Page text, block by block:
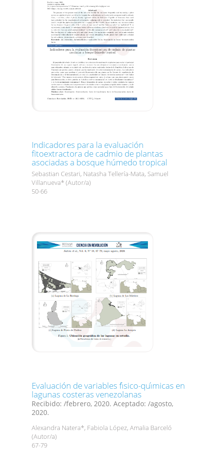
Indicadores para la evaluación
fitoextractora de cadmio de plantas
asociadas a bosque húmedo tropical
Sebastian Cestari, Natasha Tellería-Mata, Samuel
Villanueva* (Autor/a)
50-66
Evaluación de variables fı́sico-quı́micas en
lagunas costeras venezolanas
Recibido: /febrero, 2020. Aceptado: /agosto,
2020.
Alexandra Natera*, Fabiola López, Amalia Barceló
(Autor/a)
67-79